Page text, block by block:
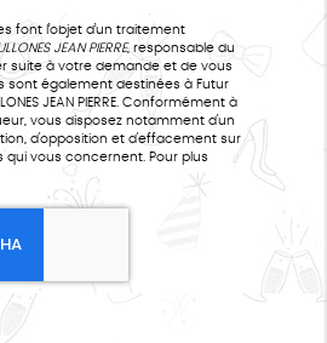
font l’objet d’un traitement
BULLONES JEAN PIERRE, responsable du
suite à votre demande et de vous
sont également destinées à Futur
à
vous disposez notamment d'un
d'opposition et d'effacement sur
qui vous concernent. Pour plus